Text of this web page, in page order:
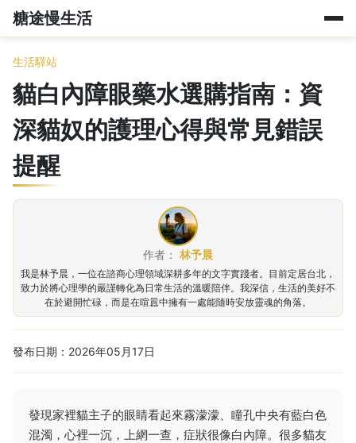
糖途慢生活
生活驛站
貓白內障眼藥水選購指南：資
深貓奴的護理心得與常見錯誤
提醒
作者： 林予晨
我是林予晨，一位在諮商心理領域深耕多年的文字實踐者。目前定居台北，
致力於將心理學的嚴謹轉化為日常生活的溫暖陪伴。我深信，生活的美好不
在於避開忙碌，而是在喧囂中擁有一處能隨時安放靈魂的角落。
發布日期：2026年05月17日
發現家裡貓主子的眼睛看起來霧濛濛、瞳孔中央有藍白色
混濁，心裡一沉，上網一查，症狀很像白內障。很多貓友